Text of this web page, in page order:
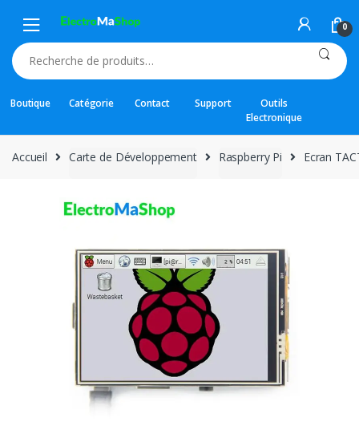
navigation
content
0
Recherche
pour :
Boutique Catégorie Contact Support
Outils
Electronique
Accueil Carte de Développement Raspberry Pi Ecran